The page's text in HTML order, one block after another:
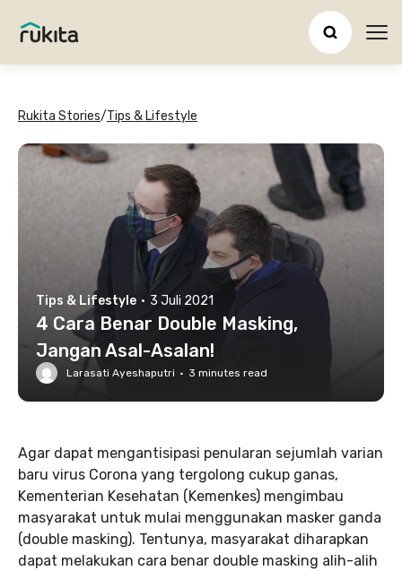
Rukita Stories/Tips & Lifestyle
Tips & Lifestyle · 3 Juli 2021
4 Cara Benar Double Masking,
Jangan Asal-Asalan!
Larasati Ayeshaputri · 3 minutes read
Agar dapat mengantisipasi penularan sejumlah varian
baru virus Corona yang tergolong cukup ganas,
Kementerian Kesehatan (Kemenkes) mengimbau
masyarakat untuk mulai menggunakan masker ganda
(double masking). Tentunya, masyarakat diharapkan
dapat melakukan cara benar double masking alih-alih